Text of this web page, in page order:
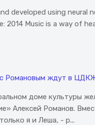
developed using neural
2014 Music is a way
Романовым ждут в
доме культуры
Алексей Романов.
я и Леша, - р...